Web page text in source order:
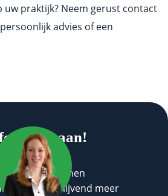
uw praktijk? Neem gerust contact
advies of een
aan!
wij voor u kunnen
geheel vrijblijvend meer